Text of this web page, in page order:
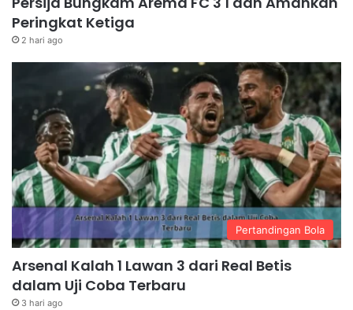
Peringkat Ketiga
2 hari ago
Pertandingan Bola
Arsenal Kalah 1 Lawan 3 dari Real Betis
dalam Uji Coba Terbaru
3 hari ago